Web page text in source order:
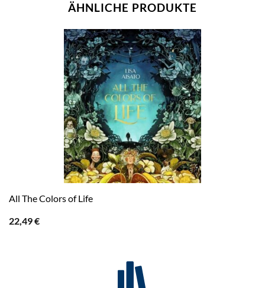
ÄHNLICHE PRODUKTE
All The Colors of Life
22,49€